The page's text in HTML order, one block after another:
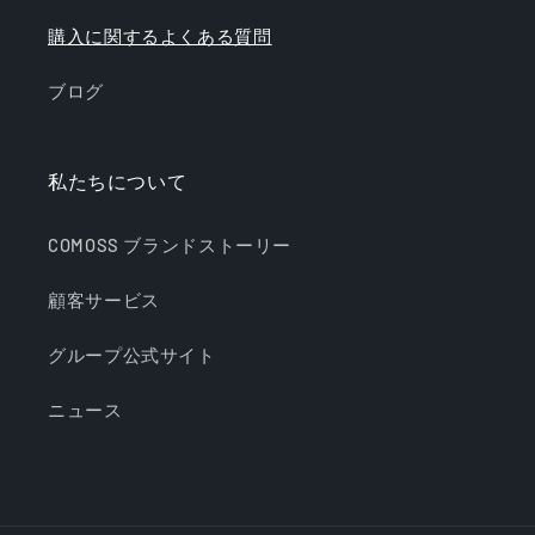
購入に関するよくある質問
ブログ
私たちについて
COMOSS ブランドストーリー
顧客サービス
グループ公式サイト
ニュース